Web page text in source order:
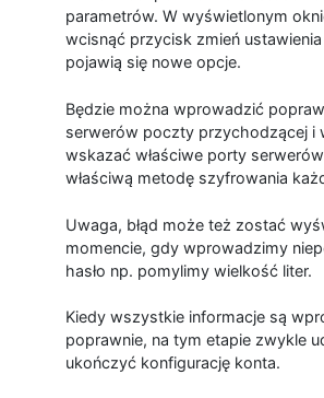
parametrów. W wyświetlonym
wcisnąć przycisk zmień
pojawią się nowe opcje.
Będzie można wprowadzić
serwerów poczty przychodzącej i
wskazać właściwe porty
właściwą metodę szyfrowania
Uwaga, błąd może też zostać
momencie, gdy wprowadzimy
hasło np. pomylimy wielkość liter.
Kiedy wszystkie informacje są
poprawnie, na tym etapie zwykle
ukończyć konfigurację konta.